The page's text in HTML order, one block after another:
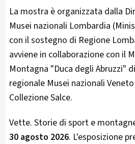
La mostra è organizzata dalla
Musei nazionali Lombardia
con il sostegno di Regione
avviene in collaborazione con il
Montagna "Duca degli Abruzzi"
regionale Musei nazionali
Collezione Salce.
Vette. Storie di sport e
30 agosto 2026. L'esposizione